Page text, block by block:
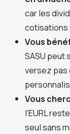
car les
cotisations
Vous
SASU peut
versez pas
Vous
l’EURL
seul sans